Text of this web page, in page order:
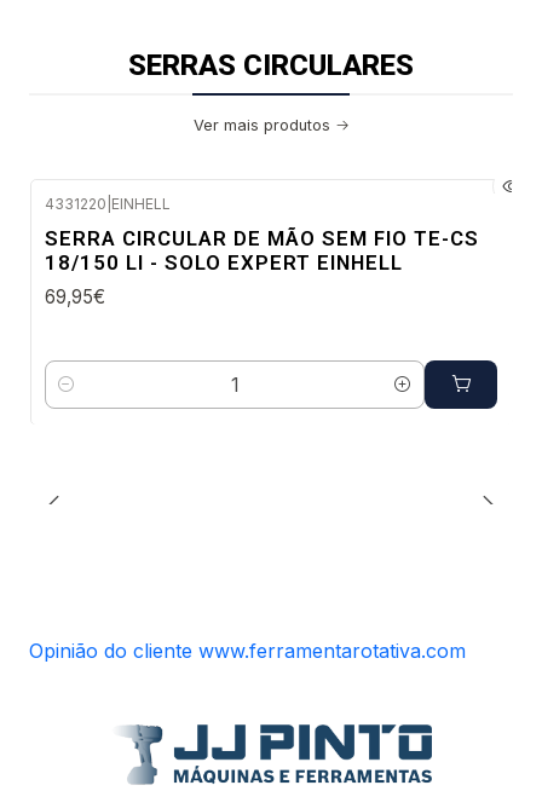
SERRAS CIRCULARES
Ver mais produtos
4331220 EINHELL
SERRA CIRCULAR DE MÃO SEM FIO TE-CS
18/150 LI - SOLO EXPERT EINHELL
69,95€
Quantidade
Opinião do cliente www.ferramentarotativa.com